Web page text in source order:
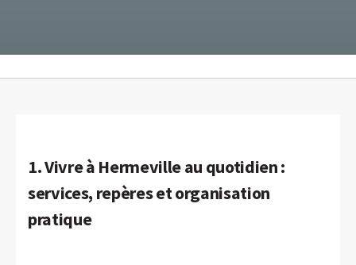
1. Vivre à Hermeville au quotidien :
services, repères et organisation
pratique